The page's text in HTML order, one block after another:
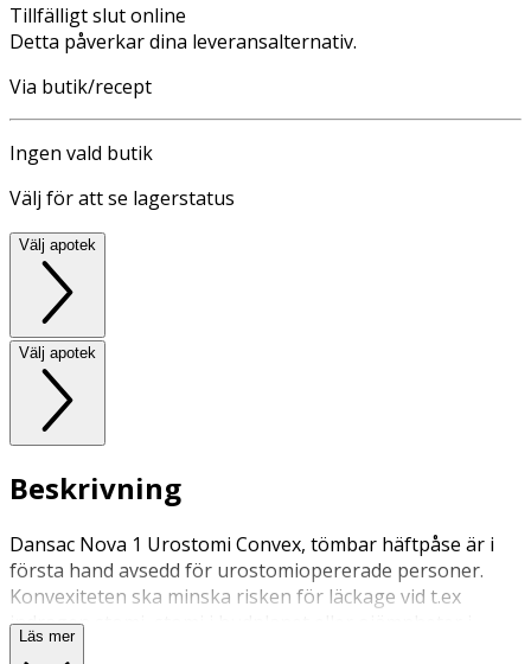
Tillfälligt slut online
Detta påverkar dina leveransalternativ.
Via butik/recept
Ingen vald butik
Välj för att se lagerstatus
Välj apotek
Välj apotek
Beskrivning
Dansac Nova 1 Urostomi Convex, tömbar häftpåse är i
första hand avsedd för urostomiopererade personer.
Konvexiteten ska minska risken för läckage vid t.ex
indragen stomi, stomi i hudplanet eller ojämnheter i
huden.
Läs mer